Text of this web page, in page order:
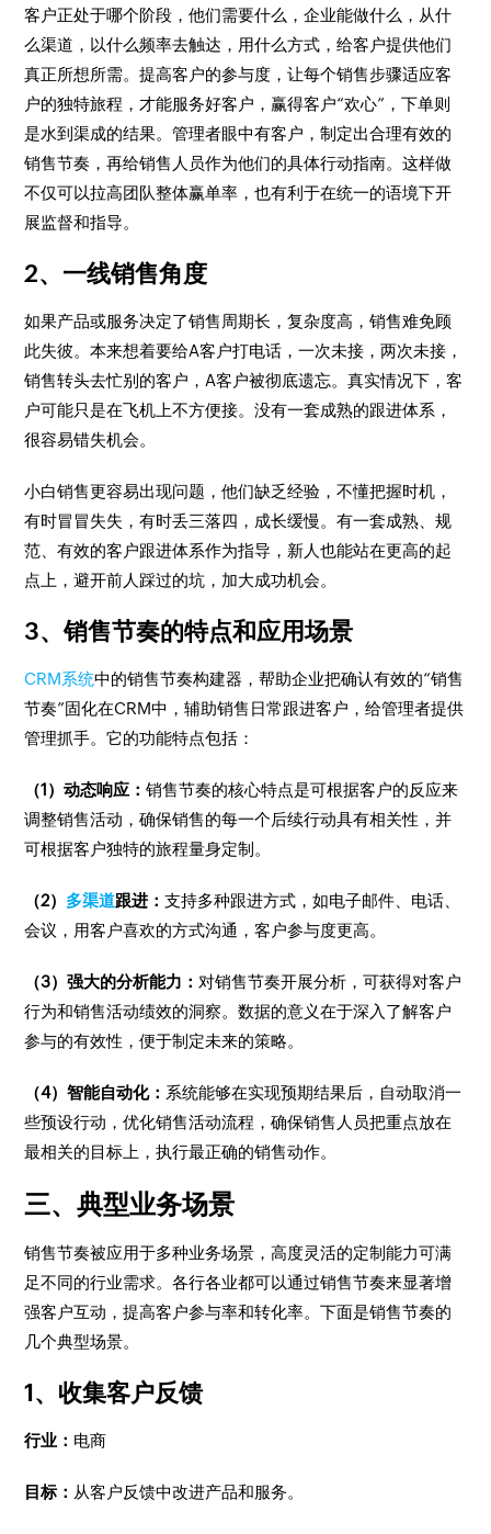
客户正处于哪个阶段，他们需要什么，企业能做什么，从什
么渠道，以什么频率去触达，用什么方式，给客户提供他们
真正所想所需。提高客户的参与度，让每个销售步骤适应客
户的独特旅程，才能服务好客户，赢得客户“欢心”，下单则
是水到渠成的结果。管理者眼中有客户，制定出合理有效的
销售节奏，再给销售人员作为他们的具体行动指南。这样做
不仅可以拉高团队整体赢单率，也有利于在统一的语境下开
展监督和指导。
2、一线销售角度
如果产品或服务决定了销售周期长，复杂度高，销售难免顾
此失彼。本来想着要给A客户打电话，一次未接，两次未接，
销售转头去忙别的客户，A客户被彻底遗忘。真实情况下，客
户可能只是在飞机上不方便接。没有一套成熟的跟进体系，
很容易错失机会。
小白销售更容易出现问题，他们缺乏经验，不懂把握时机，
有时冒冒失失，有时丢三落四，成长缓慢。有一套成熟、规
范、有效的客户跟进体系作为指导，新人也能站在更高的起
点上，避开前人踩过的坑，加大成功机会。
3、销售节奏的特点和应用场景
CRM系统中的销售节奏构建器，帮助企业把确认有效的“销售
节奏”固化在CRM中，辅助销售日常跟进客户，给管理者提供
管理抓手。它的功能特点包括：
（1）动态响应：销售节奏的核心特点是可根据客户的反应来
调整销售活动，确保销售的每一个后续行动具有相关性，并
可根据客户独特的旅程量身定制。
（2） 多渠道跟进：支持多种跟进方式，如电子邮件、电话、
会议，用客户喜欢的方式沟通，客户参与度更高。
（3）强大的分析能力： 对销售节奏开展分析，可获得对客户
行为和销售活动绩效的洞察。数据的意义在于深入了解客户
参与的有效性，便于制定未来的策略。
（4）智能自动化： 系统能够在实现预期结果后，自动取消一
些预设行动，优化销售活动流程，确保销售人员把重点放在
最相关的目标上，执行最正确的销售动作。
三、典型业务场景
销售节奏被应用于多种业务场景，高度灵活的定制能力可满
足不同的行业需求。各行各业都可以通过销售节奏来显著增
强客户互动，提高客户参与率和转化率。下面是销售节奏的
几个典型场景。
1、收集客户反馈
行业： 电商
目标： 从客户反馈中改进产品和服务。